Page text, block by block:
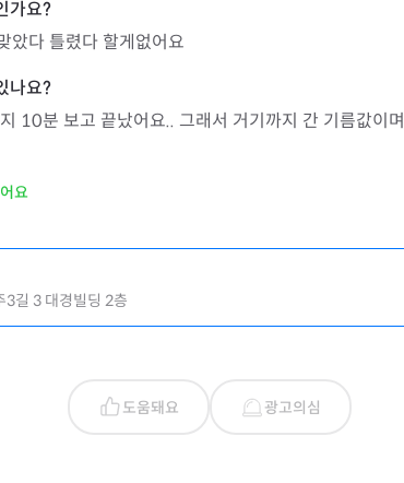
았다 틀렸다 할게없어요
10분 보고 끝났어요.. 그래서 거기까지 간 기름값이
요
3길 3 대경빌딩 2층
도움돼요 광고의심